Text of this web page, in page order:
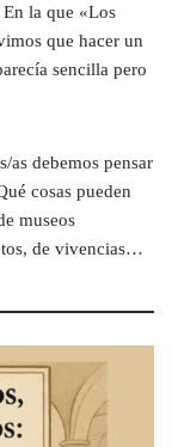
la que «Los
que hacer un
sencilla pero
as debemos pensar
cosas pueden
museos
de vivencias…